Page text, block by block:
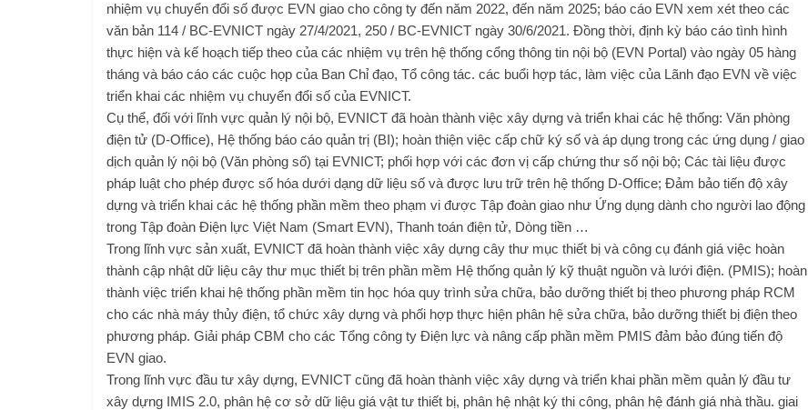
nhiệm vụ chuyển đổi số được EVN giao cho công ty đến năm 2022, đến năm 2025; báo cáo EVN xem xét theo các
văn bản 114 / BC-EVNICT ngày 27/4/2021, 250 / BC-EVNICT ngày 30/6/2021. Đồng thời, định kỳ báo cáo tình hình
thực hiện và kế hoạch tiếp theo của các nhiệm vụ trên hệ thống cổng thông tin nội bộ (EVN Portal) vào ngày 05 hàng
tháng và báo cáo các cuộc họp của Ban Chỉ đạo, Tổ công tác. các buổi hợp tác, làm việc của Lãnh đạo EVN về việc
triển khai các nhiệm vụ chuyển đổi số của EVNICT.
Cụ thể, đối với lĩnh vực quản lý nội bộ, EVNICT đã hoàn thành việc xây dựng và triển khai các hệ thống: Văn phòng
điện tử (D-Office), Hệ thống báo cáo quản trị (BI); hoàn thiện việc cấp chữ ký số và áp dụng trong các ứng dụng / giao
dịch quản lý nội bộ (Văn phòng số) tại EVNICT; phối hợp với các đơn vị cấp chứng thư số nội bộ; Các tài liệu được
pháp luật cho phép được số hóa dưới dạng dữ liệu số và được lưu trữ trên hệ thống D-Office; Đảm bảo tiến độ xây
dựng và triển khai các hệ thống phần mềm theo phạm vi được Tập đoàn giao như Ứng dụng dành cho người lao động
trong Tập đoàn Điện lực Việt Nam (Smart EVN), Thanh toán điện tử, Dòng tiền …
Trong lĩnh vực sản xuất, EVNICT đã hoàn thành việc xây dựng cây thư mục thiết bị và công cụ đánh giá việc hoàn
thành cập nhật dữ liệu cây thư mục thiết bị trên phần mềm Hệ thống quản lý kỹ thuật nguồn và lưới điện. (PMIS); hoàn
thành việc triển khai hệ thống phần mềm tin học hóa quy trình sửa chữa, bảo dưỡng thiết bị theo phương pháp RCM
cho các nhà máy thủy điện, tổ chức xây dựng và phối hợp thực hiện phân hệ sửa chữa, bảo dưỡng thiết bị điện theo
phương pháp. Giải pháp CBM cho các Tổng công ty Điện lực và nâng cấp phần mềm PMIS đảm bảo đúng tiến độ
EVN giao.
Trong lĩnh vực đầu tư xây dựng, EVNICT cũng đã hoàn thành việc xây dựng và triển khai phần mềm quản lý đầu tư
xây dựng IMIS 2.0, phân hệ cơ sở dữ liệu giá vật tư thiết bị, phân hệ nhật ký thi công, phân hệ đánh giá nhà thầu. giai